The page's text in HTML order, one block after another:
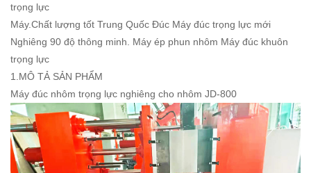
trọng lực
Máy.Chất lượng tốt Trung Quốc Đúc Máy đúc trọng lực mới
Nghiêng 90 độ thông minh. Máy ép phun nhôm Máy đúc khuôn
trọng lực
1.MÔ TẢ SẢN PHẨM
Máy đúc nhôm trọng lực nghiêng cho nhôm JD-800